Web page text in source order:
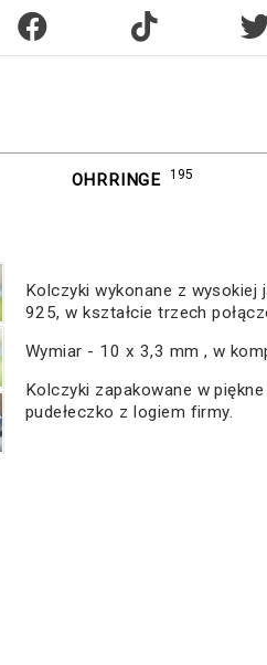
OHRRINGE 195
Kolczyki wykonane z wysokiej
925, w kształcie trzech
Wymiar - 10 x 3,3 mm , w
Kolczyki zapakowane w
pudełeczko z logiem firmy.